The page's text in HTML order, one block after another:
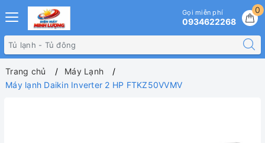
0
Gọi miễn phí
0934622268
Trang chủ
Máy Lạnh
Máy lạnh Daikin Inverter 2 HP FTKZ50VVMV